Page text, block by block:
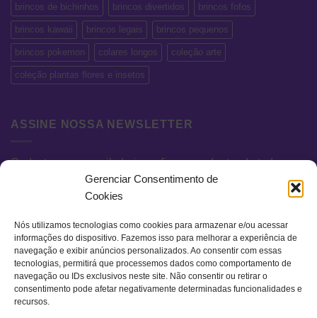
Gerenciar Consentimento de
Cookies
Nós utilizamos tecnologias como cookies para armazenar e/ou acessar
informações do dispositivo. Fazemos isso para melhorar a experiência de
navegação e exibir anúncios personalizados. Ao consentir com essas
tecnologias, permitirá que processemos dados como comportamento de
navegação ou IDs exclusivos neste site. Não consentir ou retirar o
consentimento pode afetar negativamente determinadas funcionalidades e
recursos.
brincos de bichinhos brincos divertidos brincos fofos
brincos kawaii brincos legais brincos pequenos
brincos pokemon colares longos coleção arte
coleção plantas flores e insetos
ASSINE NOSSA NEWSLETTER
Cadastre seu e-mail abaixo e fique por dentro de todas as
novidades e promoções exclusivas.